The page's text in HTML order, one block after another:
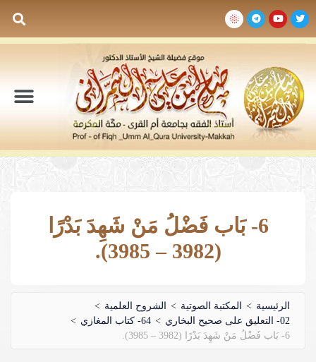
6- بَاب فَضْلُ مَنْ شَهِدَ بَدْرًا
(3982 – 3985).
الرئيسية > المكتبة الصوتية > الشروح العلمية >
02- التعليق على صحيح البخاري
> 64- كتاب المغازي
>
6- بَاب فَضْلُ مَنْ شَهِدَ بَدْرًا (3982 – 3985).